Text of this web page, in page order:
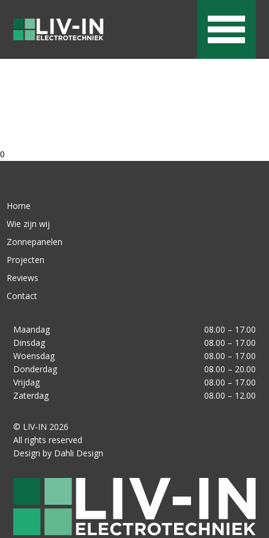
0
Home
Wie zijn wij
Zonnepanelen
Projecten
Reviews
Contact
Maandag
08.00 – 17.00
Dinsdag
08.00 – 17.00
Woensdag
08.00 – 17.00
Donderdag
08.00 – 20.00
Vrijdag
08.00 – 17.00
Zaterdag
08.00 – 12.00
© LIV-IN 2026
All rights reserved
Design by Dahli Design